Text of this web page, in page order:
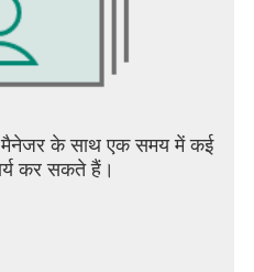
मैनेजर के साथ एक समय में कई
कर सकते हैं।